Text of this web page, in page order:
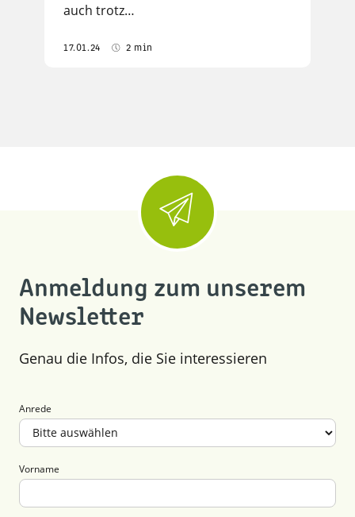
auch trotz…
17.01.24 2 min
Anmeldung zum unserem
Newsletter
Genau die Infos, die Sie interessieren
Anrede
Vorname